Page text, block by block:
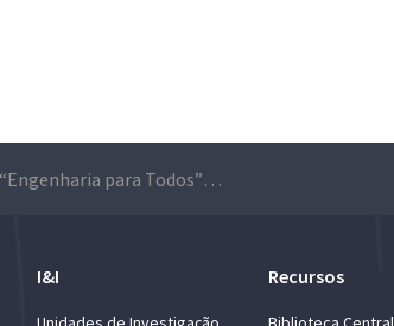
Projeto “Engenharia para Todos” já levou a ciência do Técnico a mais de mil pessoas
I&I Recursos